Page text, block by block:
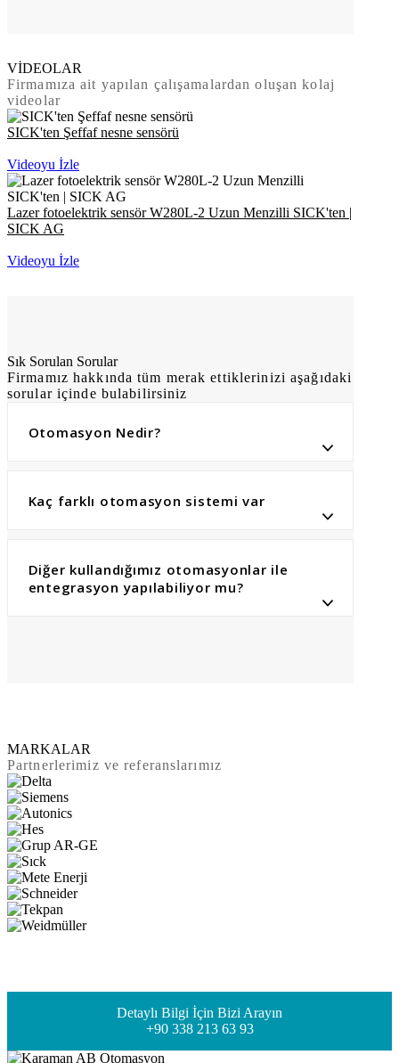
VİDEOLAR
Firmamıza ait yapılan çalışamalardan oluşan kolaj
videolar
SICK'ten Şeffaf nesne sensörü
Videoyu İzle
Lazer fotoelektrik sensör W280L-2 Uzun Menzilli SICK'ten |
SICK AG
Videoyu İzle
Sık Sorulan Sorular
Firmamız hakkında tüm merak ettiklerinizi aşağıdaki
sorular içinde bulabilirsiniz
Otomasyon Nedir?
Kaç farklı otomasyon sistemi var
Diğer kullandığımız otomasyonlar ile
entegrasyon yapılabiliyor mu?
MARKALAR
Partnerlerimiz ve referanslarımız
Detaylı Bilgi İçin Bizi Arayın
+90 338 213 63 93